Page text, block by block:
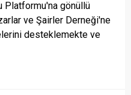
Platformu'na gönüllü
ve Şairler Derneği'ne
desteklemekte ve